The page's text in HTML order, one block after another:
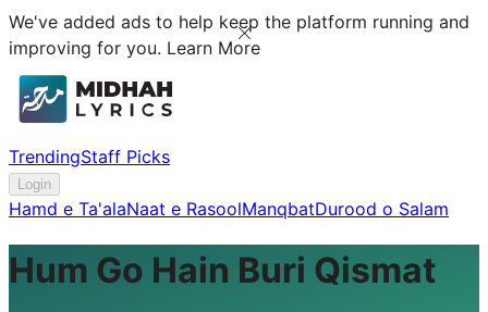
We've added ads to help keep the platform running and
improving for you. Learn More
TrendingStaff Picks
Login
Hamd e Ta'alaNaat e RasoolManqbatDurood o Salam
Hum Go Hain Buri Qismat